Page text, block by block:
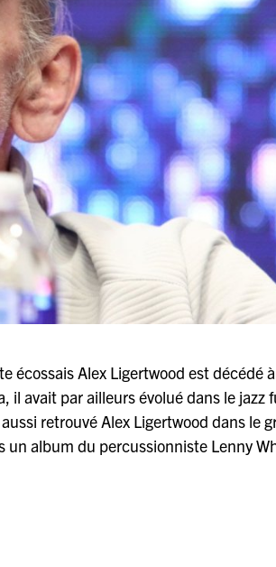
Alex Ligertwood est décédé à
il avait par ailleurs évolué dans le jazz
retrouvé Alex Ligertwood dans le
un album du percussionniste Lenny